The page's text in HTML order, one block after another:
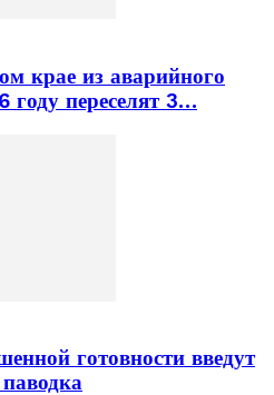
крае из аварийного
году переселят 3…
готовности введут